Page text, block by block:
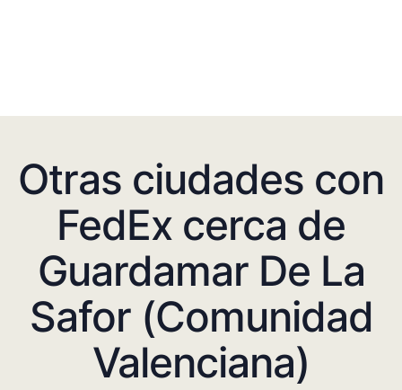
Otras ciudades con
FedEx cerca de
Guardamar De La
Safor (Comunidad
Valenciana)